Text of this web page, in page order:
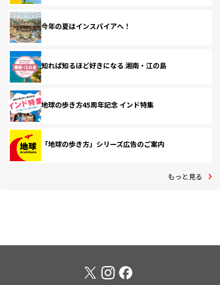
今年の夏はインスパイアへ！
知れば知るほど好きになる 湘南・江の島
地球の歩き方45周年記念 インド特集
「地球の歩き方」シリーズ広告のご案内
もっと見る